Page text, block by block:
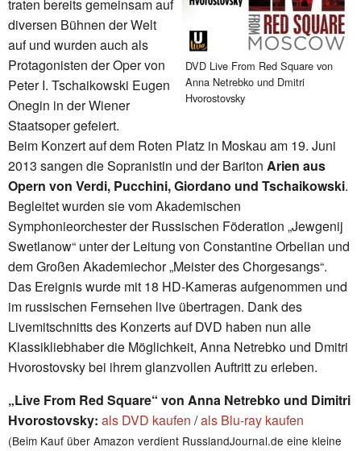
DVD Live From Red Square von
Anna Netrebko und Dmitri
Hvorostovsky
traten bereits gemeinsam auf
diversen Bühnen der Welt
auf und wurden auch als
Protagonisten der Oper von
Peter I. Tschaikowski Eugen
Onegin in der Wiener
Staatsoper gefeiert.
Beim Konzert auf dem Roten Platz in Moskau am 19. Juni
2013 sangen die Sopranistin und der Bariton Arien aus
Opern von Verdi, Pucchini, Giordano und Tschaikowski.
Begleitet wurden sie vom Akademischen
Symphonieorchester der Russischen Föderation „Jewgenij
Swetlanow“ unter der Leitung von Constantine Orbelian und
dem Großen Akademiechor „Meister des Chorgesangs“.
Das Ereignis wurde mit 18 HD-Kameras aufgenommen und
im russischen Fernsehen live übertragen. Dank des
Livemitschnitts des Konzerts auf DVD haben nun alle
Klassikliebhaber die Möglichkeit, Anna Netrebko und Dmitri
Hvorostovsky bei ihrem glanzvollen Auftritt zu erleben.
„Live From Red Square“ von Anna Netrebko und Dimitri
Hvorostovsky: als DVD kaufen /als Blu-ray kaufen
(Beim Kauf über Amazon verdient RusslandJournal.de eine kleine